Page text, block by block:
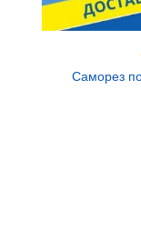
Саморез